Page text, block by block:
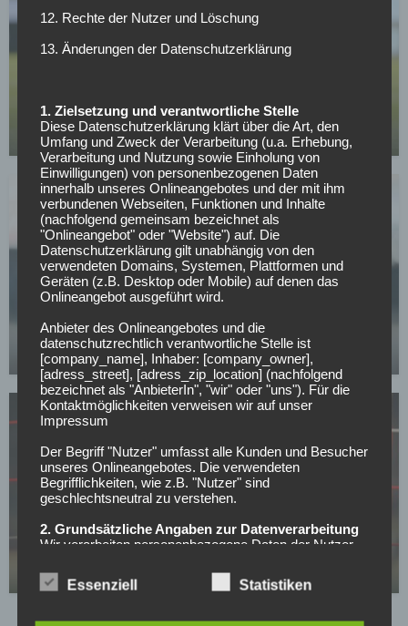
Abstiegskampf retten?
01.05.2026
SV WERDER BREMEN
Kaufoption aber noch zu hoch
23.04.2026
BUNDESLIGA
Verlässt Fortuna-Kapitän das sinkende Schiff?
23.04.2026
12. Rechte der Nutzer und Löschung
13. Änderungen der Datenschutzerklärung
1. Zielsetzung und verantwortliche Stelle
Diese Datenschutzerklärung klärt über die Art, den
Umfang und Zweck der Verarbeitung (u.a. Erhebung,
Verarbeitung und Nutzung sowie Einholung von
Einwilligungen) von personenbezogenen Daten
innerhalb unseres Onlineangebotes und der mit ihm
verbundenen Webseiten, Funktionen und Inhalte
(nachfolgend gemeinsam bezeichnet als
"Onlineangebot" oder "Website") auf. Die
Datenschutzerklärung gilt unabhängig von den
verwendeten Domains, Systemen, Plattformen und
Geräten (z.B. Desktop oder Mobile) auf denen das
Onlineangebot ausgeführt wird.
Anbieter des Onlineangebotes und die
datenschutzrechtlich verantwortliche Stelle ist
[company_name], Inhaber: [company_owner],
[adress_street], [adress_zip_location] (nachfolgend
bezeichnet als "AnbieterIn", "wir" oder "uns"). Für die
Kontaktmöglichkeiten verweisen wir auf unser
Impressum
Der Begriff "Nutzer" umfasst alle Kunden und Besucher
unseres Onlineangebotes. Die verwendeten
Begrifflichkeiten, wie z.B. "Nutzer" sind
geschlechtsneutral zu verstehen.
2. Grundsätzliche Angaben zur Datenverarbeitung
Wir verarbeiten personenbezogene Daten der Nutzer
Datenschutzbestimmungen entsprechend den
Geboten der Datensparsamkeit- und
werden nur beim Vorliegen einer gesetzlichen
Essenziell Statistiken